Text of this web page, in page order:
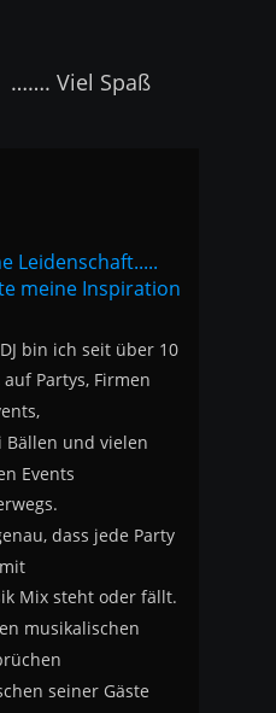
……. Viel Spaß
bin ich seit über 10
Partys, Firmen
Bällen und vielen
Events
dass jede Party
mit
Mix steht oder fällt.
musikalischen
seiner Gäste
Leidenschaft.....
meine Inspiration